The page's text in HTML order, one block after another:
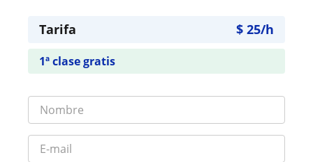
Tarifa $ 25/h
1ª clase gratis